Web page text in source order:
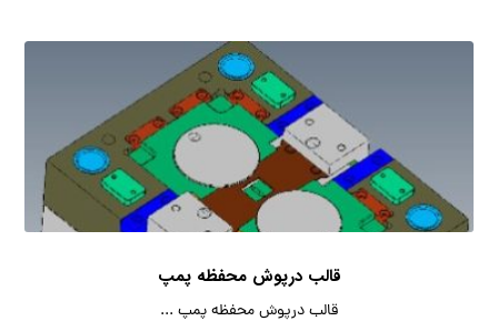
قالب درپوش محفظه پمپ
قالب درپوش محفظه پمپ ...